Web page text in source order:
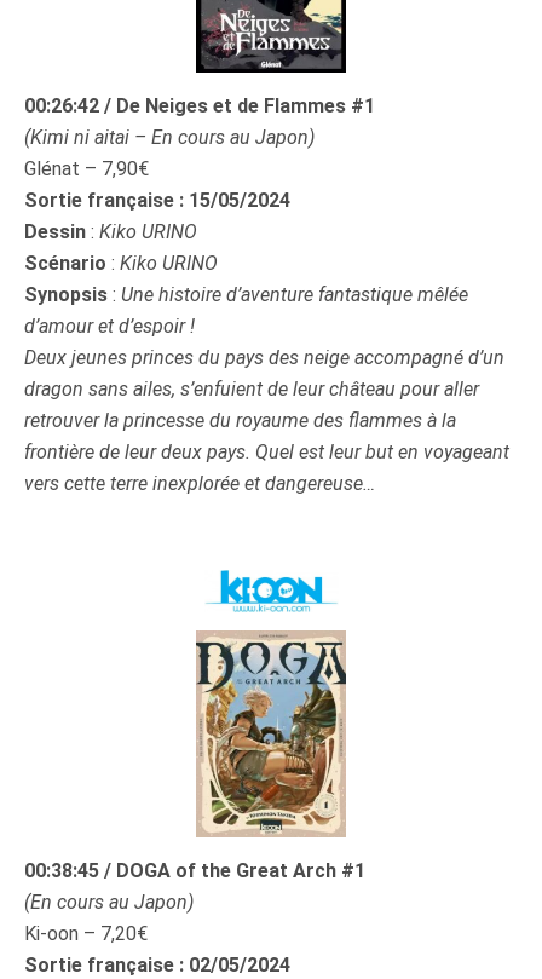
00:26:42 / De Neiges et de Flammes #1
(Kimi ni aitai – En cours au Japon)
Glénat – 7,90€
Sortie française : 15/05/2024
Dessin : Kiko URINO
Scénario : Kiko URINO
Synopsis : Une histoire d’aventure fantastique mêlée
d’amour et d’espoir !
Deux jeunes princes du pays des neige accompagné d’un
dragon sans ailes, s’enfuient de leur château pour aller
retrouver la princesse du royaume des flammes à la
frontière de leur deux pays. Quel est leur but en voyageant
vers cette terre inexplorée et dangereuse…
00:38:45 / DOGA of the Great Arch #1
(En cours au Japon)
Ki-oon – 7,20€
Sortie française : 02/05/2024